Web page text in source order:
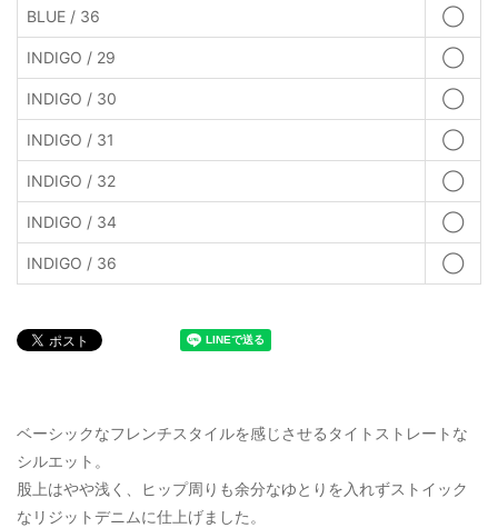
BLUE / 36 ◯
INDIGO / 29 ◯
INDIGO / 30 ◯
INDIGO / 31 ◯
INDIGO / 32 ◯
INDIGO / 34 ◯
INDIGO / 36 ◯
ベーシックなフレンチスタイルを感じさせるタイトストレートな
シルエット。
股上はやや浅く、ヒップ周りも余分なゆとりを入れずストイック
なリジットデニムに仕上げました。